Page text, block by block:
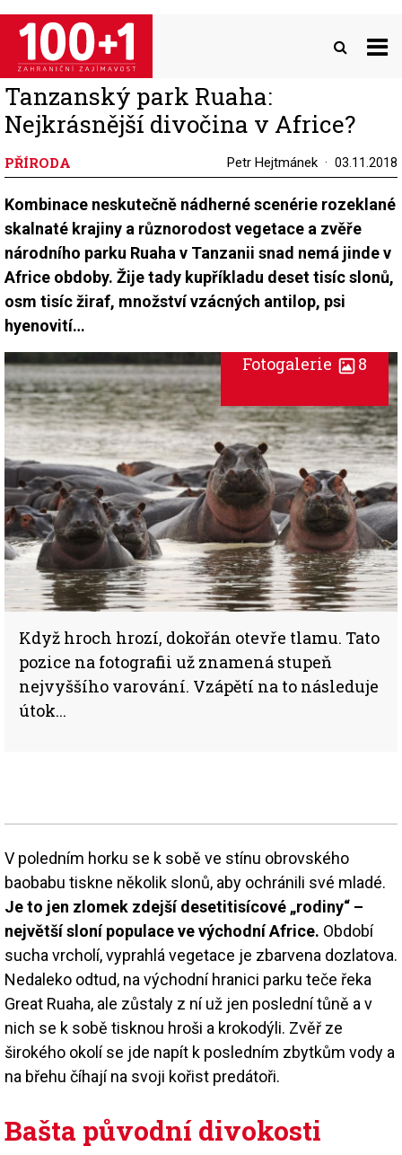
Přejít
hlavnímu
obsahu
Tanzanský park Ruaha:
Nejkrásnější divočina v Africe?
PŘÍRODA Petr Hejtmánek 03.11.2018
Kombinace neskutečně nádherné scenérie rozeklané
skalnaté krajiny a různorodost vegetace a zvěře
národního parku Ruaha v Tanzanii snad nemá jinde v
Africe obdoby. Žije tady kupříkladu deset tisíc slonů,
osm tisíc žiraf, množství vzácných antilop, psi
hyenovití…
Když hroch hrozí, dokořán otevře tlamu. Tato
pozice na fotografii už znamená stupeň
nejvyššího varování. Vzápětí na to následuje
útok...
Fotogalerie 8
V poledním horku se k sobě ve stínu obrovského
baobabu tiskne několik slonů, aby ochránili své mladé.
Je to jen zlomek zdejší desetitisícové „rodiny“ –
největší sloní populace ve východní Africe. Období
sucha vrcholí, vyprahlá vegetace je zbarvena dozlatova.
Nedaleko odtud, na východní hranici parku teče řeka
Great Ruaha, ale zůstaly z ní už jen poslední tůně a v
nich se k sobě tisknou hroši a krokodýli. Zvěř ze
širokého okolí se jde napít k posledním zbytkům vody a
na břehu číhají na svoji kořist predátoři.
Bašta původní divokosti